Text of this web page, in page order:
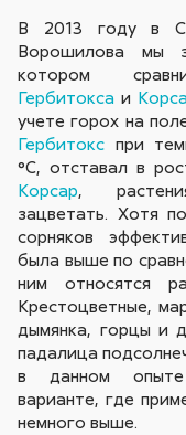
В 2013 году в
Ворошилова мы
котором
Гербитокса и
учете горох на
Гербитокс при
°С, отставал в
Корсар,
зацветать. Хотя
сорняков
была выше по
ним относятся
Крестоцветные,
дымянка, горцы и
падалица
в данном
варианте, где
немного выше.